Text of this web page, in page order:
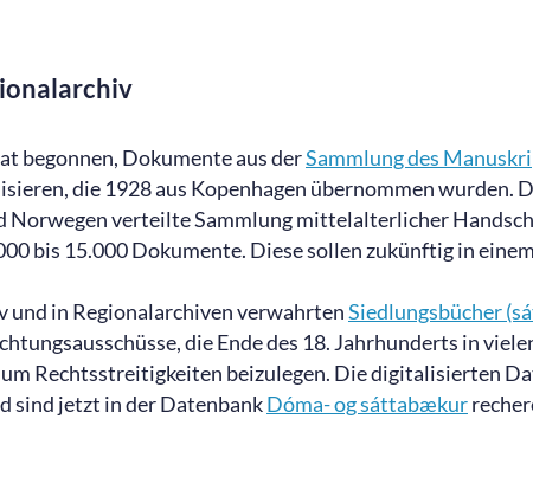
begonnen, Dokumente aus derSammlung des
die 1928 aus Kopenhagen übernommen wurden.
Norwegen verteilte Sammlung mittelalterlicher
bis 15.000 Dokumente. Diese sollen zukünftig in
und in Regionalarchiven verwahrtenSiedlungsbücher
die Ende des 18. Jahrhunderts in
Rechtsstreitigkeiten beizulegen. Die digitalisierten
sind jetzt in der DatenbankDóma- og sáttabækur